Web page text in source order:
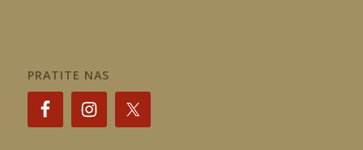
PRATITE NAS